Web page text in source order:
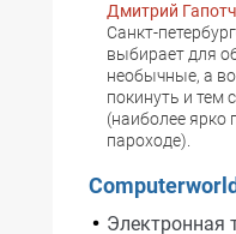
Дмитрий
Санкт-
выбирает для
необычные, а
покинуть и тем
(наиболее ярко
пароходе).
Computerworld
Электронная